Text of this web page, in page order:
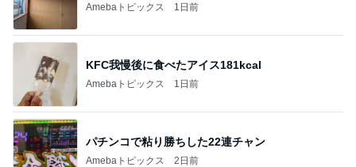
Amebaトピックス 1日前
KFC我慢後に食べたアイス181kcal
Amebaトピックス 1日前
パチンコで粘り勝ちした22連チャン
Amebaトピックス 2日前